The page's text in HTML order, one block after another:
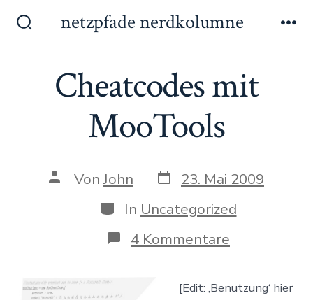
Inhalt
netzpfade nerdkolumne
Cheatcodes mit
MooTools
Autor
Beitrags
VonJohn Datum
des
Beitrags
23. Mai 2009
Kategorien
In Uncategorized
4 Kommentare
Cheatcodes
MooTools
[Edit: ‚Benutzung‘ hier